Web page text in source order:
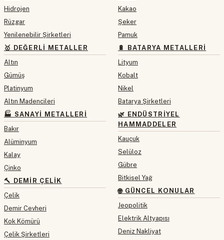
Hidrojen
Rüzgar
Yenilenebilir Şirketleri
🥇 DEĞERLI METALLER
Altın
Gümüş
Platinyum
Altın Madencileri
🏭 SANAYI METALLERI
Bakır
Alüminyum
Kalay
Çinko
🔨 DEMIR ÇELIK
Çelik
Demir Cevheri
Kok Kömürü
Çelik Şirketleri
Kakao
Şeker
Pamuk
🔋 BATARYA METALLERI
Lityum
Kobalt
Nikel
Batarya Şirketleri
🌿 ENDÜSTRIYEL
HAMMADDELER
Kauçuk
Selüloz
Gübre
Bitkisel Yağ
🌐 GÜNCEL KONULAR
Jeopolitik
Elektrik Altyapısı
Deniz Nakliyat